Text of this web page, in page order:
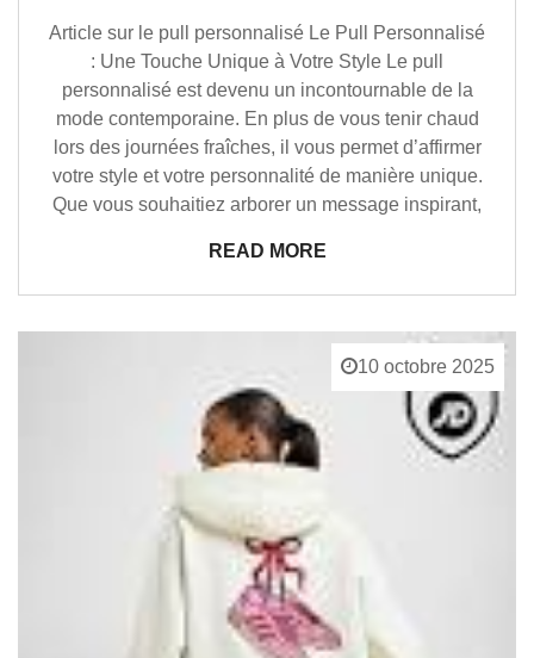
Article sur le pull personnalisé Le Pull Personnalisé
: Une Touche Unique à Votre Style Le pull
personnalisé est devenu un incontournable de la
mode contemporaine. En plus de vous tenir chaud
lors des journées fraîches, il vous permet d’affirmer
votre style et votre personnalité de manière unique.
Que vous souhaitiez arborer un message inspirant,
READ MORE
10 octobre 2025